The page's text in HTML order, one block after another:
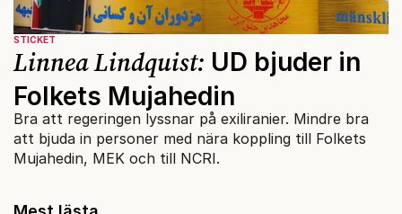
STICKET
Linnea Lindquist: UD bjuder in
Folkets Mujahedin
Bra att regeringen lyssnar på exiliranier. Mindre bra
att bjuda in personer med nära koppling till Folkets
Mujahedin, MEK och till NCRI.